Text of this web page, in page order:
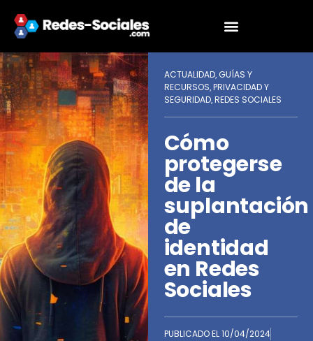
ACTUALIDAD, GUÍAS Y
RECURSOS PRIVACIDAD Y
SEGURIDAD, REDES SOCIALES
Cómo
protegerse
de la
suplantación
de
identidad
en Redes
Sociales
PUBLICADO EL10/04/2024